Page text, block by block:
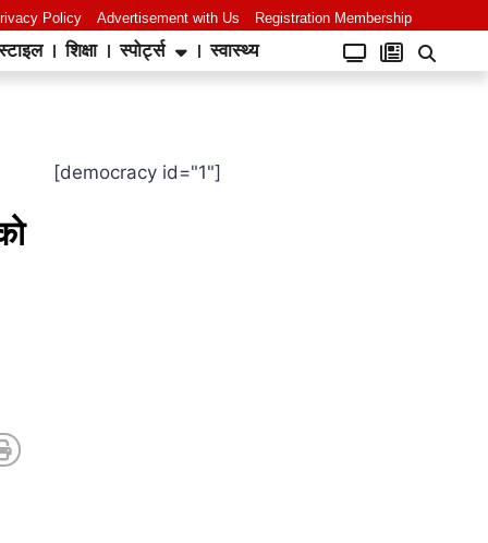
Policy Advertisement with Us Registration Membership
शिक्षा स्पोर्ट्स स्वास्थ्य
[democracy id="1"]